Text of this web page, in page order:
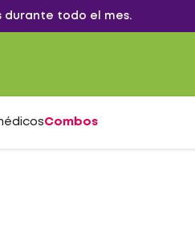
durante todo el mes.
Combos